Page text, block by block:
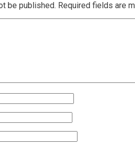
be published. Required fields are